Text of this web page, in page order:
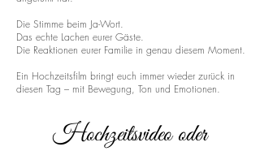
Die Stimme beim Ja-Wort.
Das echte Lachen eurer Gäste.
Die Reaktionen eurer Familie in genau diesem Moment.
Ein Hochzeitsfilm bringt euch immer wieder zurück in
diesen Tag – mit Bewegung, Ton und Emotionen.
Hochzeitsvideo oder